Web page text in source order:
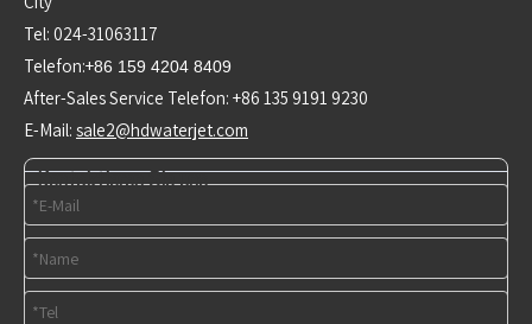
Tel: 024-31063117
Telefon:+86 159 4204 8409
After-Sales Service Telefon: +86 135 9191 9230
E-Mail: sale2@hdwaterjet.com
Kontaktieren Sie uns